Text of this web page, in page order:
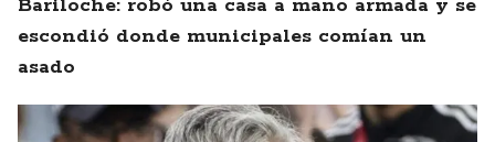
Bariloche: robó una casa a mano armada y se
escondió donde municipales comían un
asado